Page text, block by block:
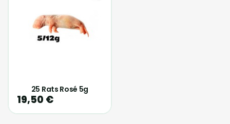
25 Rats Rosé 5g
19,50 €